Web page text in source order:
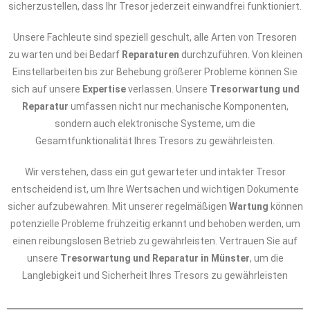
sicherzustellen, dass Ihr Tresor jederzeit einwandfrei funktioniert.
Unsere Fachleute sind speziell geschult, alle Arten von Tresoren
zu warten und bei Bedarf Reparaturen durchzuführen. Von kleinen
Einstellarbeiten bis zur Behebung größerer Probleme können Sie
sich auf unsere Expertiseverlassen. Unsere Tresorwartung und
Reparatur umfassen nicht nur mechanische Komponenten,
sondern auch elektronische Systeme, um die
Gesamtfunktionalität Ihres Tresors zu gewährleisten.
Wir verstehen, dass ein gut gewarteter und intakter Tresor
entscheidend ist, um Ihre Wertsachen und wichtigen Dokumente
sicher aufzubewahren. Mit unserer regelmäßigen Wartung können
potenzielle Probleme frühzeitig erkannt und behoben werden, um
einen reibungslosen Betrieb zu gewährleisten. Vertrauen Sie auf
unsere Tresorwartung und Reparatur in Münster, um die
Langlebigkeit und Sicherheit Ihres Tresors zu gewährleisten